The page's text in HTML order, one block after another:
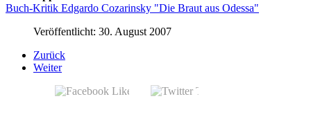
Buch-Kritik Edgardo Cozarinsky "Die Braut aus Odessa"
Veröffentlicht: 30. August 2007
Zurück
Weiter